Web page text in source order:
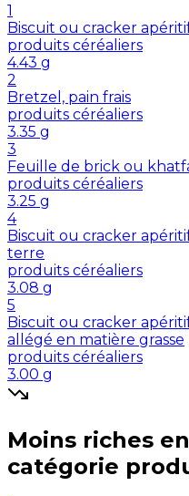
1
Biscuit ou cracker
produits céréaliers
4.43 g
2
Bretzel, pain frais
produits céréaliers
3.35 g
3
Feuille de brick ou
produits céréaliers
3.25 g
4
Biscuit ou cracker
terre
produits céréaliers
3.08 g
5
Biscuit ou cracker
allégé en matière grasse
produits céréaliers
3.00 g
Moins riches en
catégorie